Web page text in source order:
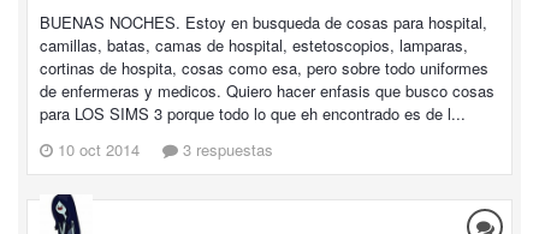
BUENAS NOCHES. Estoy en busqueda de cosas para hospital,
camillas, batas, camas de hospital, estetoscopios, lamparas,
cortinas de hospita, cosas como esa, pero sobre todo uniformes
de enfermeras y medicos. Quiero hacer enfasis que busco cosas
para LOS SIMS 3 porque todo lo que eh encontrado es de l...
10 oct 2014
3 respuestas